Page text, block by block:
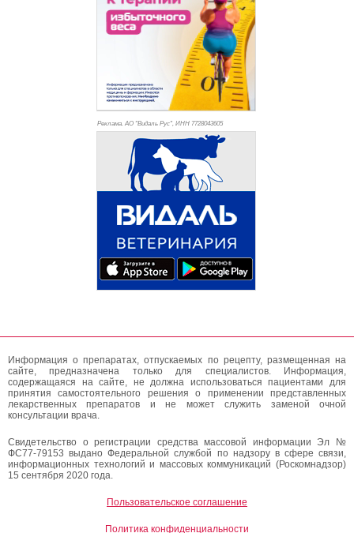
Реклама. АО "Видаль Рус", ИНН 7728043605
Информация о препаратах, отпускаемых по рецепту, размещенная на
сайте, предназначена только для специалистов. Информация,
содержащаяся на сайте, не должна использоваться пациентами для
принятия самостоятельного решения о применении представленных
лекарственных препаратов и не может служить заменой очной
консультации врача.
Свидетельство о регистрации средства массовой информации Эл №
ФС77-79153 выдано Федеральной службой по надзору в сфере связи,
информационных технологий и массовых коммуникаций (Роскомнадзор)
15 сентября 2020 года.
Пользовательское соглашение
Политика конфиденциальности